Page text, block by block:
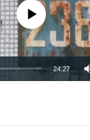
currently
24:27